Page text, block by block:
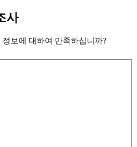
사
보에 대하여 만족하십니까?